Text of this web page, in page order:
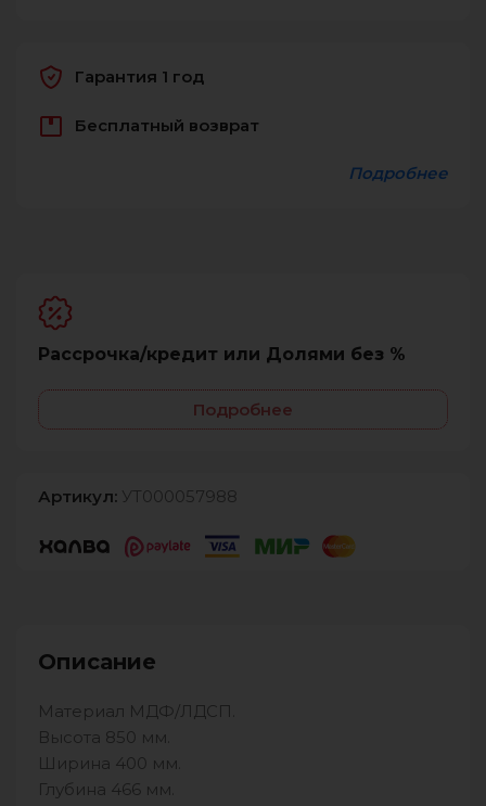
Гарантия 1 год
Бесплатный возврат
Подробнее
Рассрочка/кредит или Долями без %
Подробнее
Артикул: УТ000057988
Описание
Материал МДФ/ЛДСП.
Высота 850 мм.
Ширина 400 мм.
Глубина 466 мм.